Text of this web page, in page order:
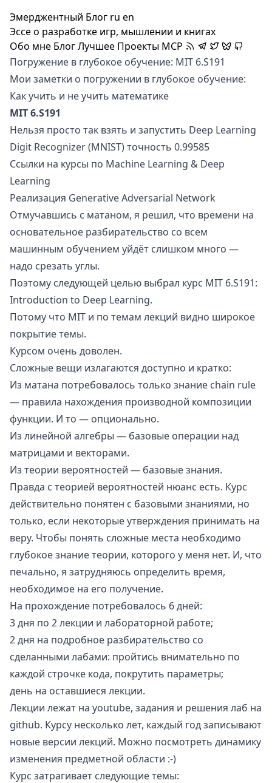
Эмерджентный Блог ru en
Эссе о разработке игр, мышлении и книгах
Обо мне БлогЛучшее Проекты MCP
Погружение в глубокое обучение: MIT 6.S191
Мои заметки о погружении в глубокое обучение:
Как учить и не учить математике
MIT 6.S191
Нельзя просто так взять и запустить Deep Learning
Digit Recognizer (MNIST) точность 0.99585
Ссылки на курсы по Machine Learning & Deep
Learning
Реализация Generative Adversarial Network
Отмучавшись с матаном, я решил, что времени на
основательное разбирательство со всем
машинным обучением уйдёт слишком много —
надо срезать углы.
Поэтому следующей целью выбрал курс MIT 6.S191:
Introduction to Deep Learning.
Потому что MIT и по темам лекций видно широкое
покрытие темы.
Курсом очень доволен.
Сложные вещи излагаются доступно и кратко:
Из матана потребовалось только знание chain rule
— правила нахождения производной композиции
функции. И то — опционально.
Из линейной алгебры — базовые операции над
матрицами и векторами.
Из теории вероятностей — базовые знания.
Правда с теорией вероятностей нюанс есть. Курс
действительно понятен с базовыми знаниями, но
только, если некоторые утверждения принимать на
веру. Чтобы понять сложные места необходимо
глубокое знание теории, которого у меня нет. И, что
печально, я затрудняюсь определить время,
необходимое на его получение.
На прохождение потребовалось 6 дней:
3 дня по 2 лекции и лабораторной работе;
2 дня на подробное разбирательство со
сделанными лабами: пройтись внимательно по
каждой строчке кода, покрутить параметры;
день на оставшиеся лекции.
Лекции лежат на youtube, задания и решения лаб на
github. Курсу несколько лет, каждый год записывают
новые версии лекций. Можно посмотреть динамику
изменения предметной области :-)
Курс затрагивает следующие темы: